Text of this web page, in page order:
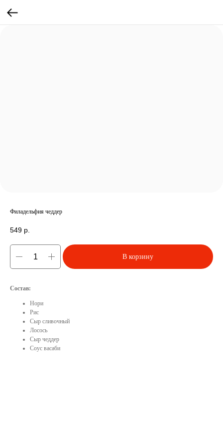
Филадельфия чеддер
549 р.
В корзину
Состав:
Нори
Рис
Сыр сливочный
Лосось
Сыр чеддер
Соус васаби